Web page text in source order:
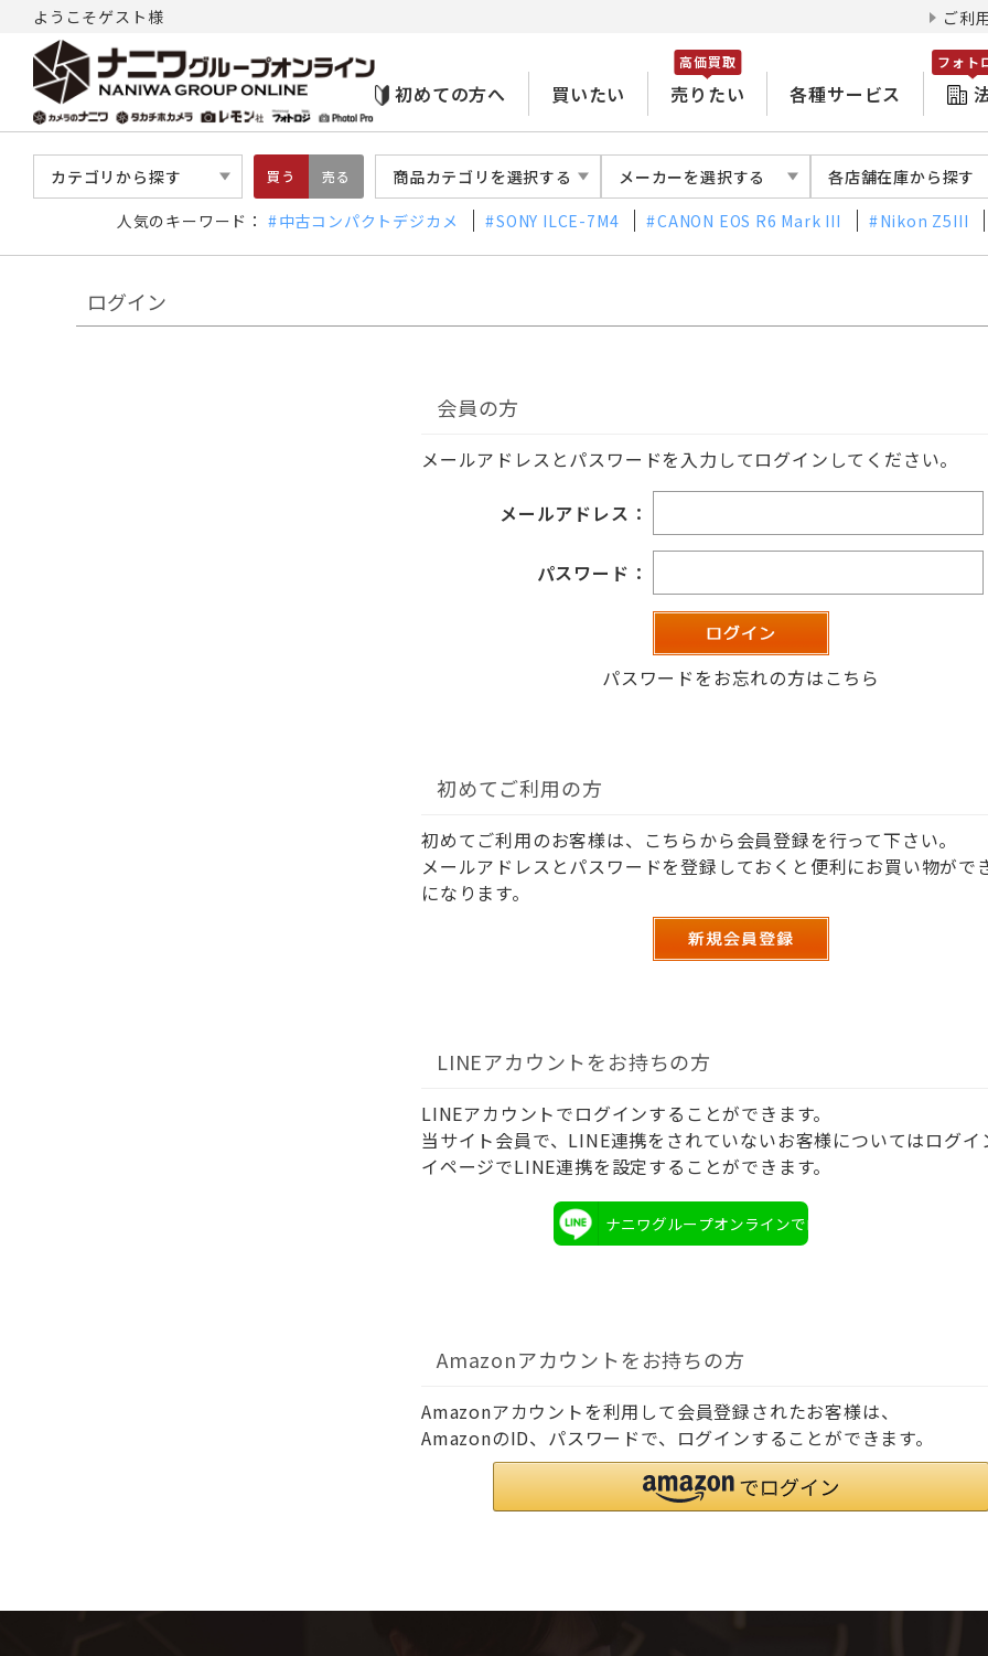
ようこそゲスト様 ご利
初めての方へ 買いたい 売りたい
高価買取
各種サービス
フォト
カテゴリから探す 買う 売る 商品カテゴリを選択する メーカーを選択する 各店舗在庫から探す
人気のキーワード： 中古コンパクトデジカメ SONY ILCE-7M4 CANON EOS R6 Mark III Nikon Z5III
ログイン
会員の方
メールアドレスとパスワードを入力してログインしてください。
メールアドレス：
パスワード：
パスワードをお忘れの方はこちら
初めてご利用の方
初めてご利用のお客様は、こちらから会員登録を行って下さい。
メールアドレスとパスワードを登録しておくと便利にお買い物がで
になります。
LINEアカウントをお持ちの方
LINEアカウントでログインすることができます。
当サイト会員で、LINE連携をされていないお客様についてはログイ
イページでLINE連携を設定することができます。
ナニワグループオンラインでログイン
Amazonアカウントをお持ちの方
Amazonアカウントを利用して会員登録されたお客様は、
AmazonのID、パスワードで、ログインすることができます。